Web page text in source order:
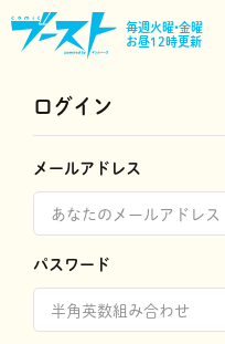
毎週火曜•金曜
お昼12時更新
ログイン
メールアドレス
パスワード